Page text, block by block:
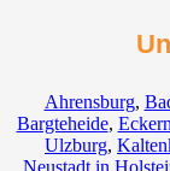
Ahrensburg,
Bargteheide,
Ulzburg,